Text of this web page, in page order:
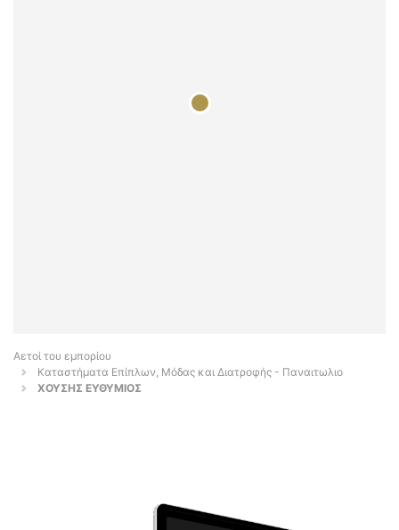
Αετοί του εμπορίου
Καταστήματα Επίπλων, Μόδας και Διατροφής - Παναιτωλιο
ΧΟΥΣΗΣ ΕΥΘΥΜΙΟΣ